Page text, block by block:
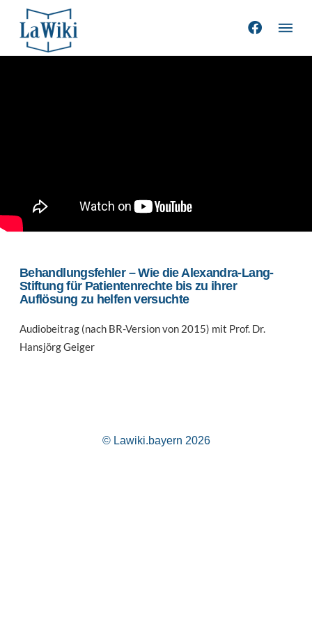
Behandlungsfehler – Wie die Alexandra-Lang-
Stiftung für Patientenrechte bis zu ihrer
Auflösung zu helfen versuchte
Audiobeitrag (nach BR-Version von 2015) mit Prof. Dr.
Hansjörg Geiger
© Lawiki.bayern 2026